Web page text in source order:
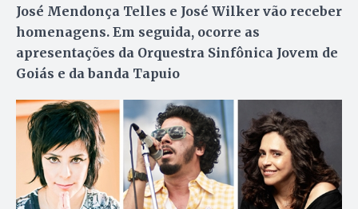
José Mendonça Telles e José Wilker vão receber
homenagens. Em seguida, ocorre as
apresentações da Orquestra Sinfônica Jovem de
Goiás e da banda Tapuio